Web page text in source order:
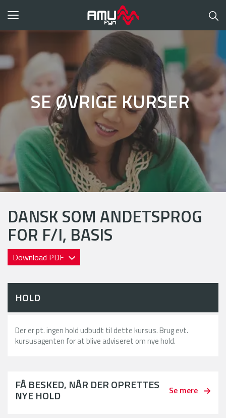
Toggle
SE ØVRIGE KURSER
DANSK SOM ANDETSPROG
FOR F/I, BASIS
Download PDF
HOLD
Der er pt. ingen hold udbudt til dette kursus. Brug evt.
kursusagenten for at blive adviseret om nye hold.
FÅ BESKED, NÅR DER OPRETTES
NYE HOLD Se mere